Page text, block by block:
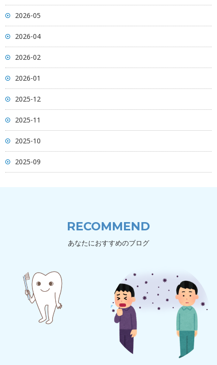
2026-05
2026-04
2026-02
2026-01
2025-12
2025-11
2025-10
2025-09
RECOMMEND
あなたにおすすめのブログ